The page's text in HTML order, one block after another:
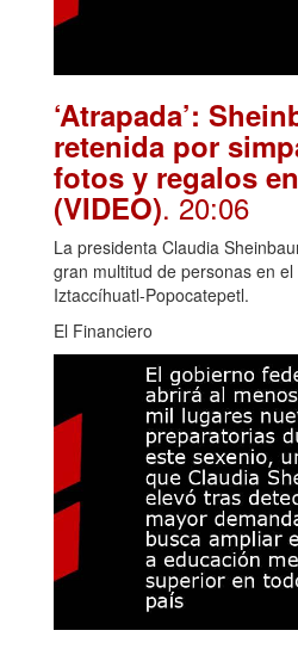
‘Atrapada’:
retenida por
fotos y regalos
(VIDEO). 20:06
La presidenta Claudia
gran multitud de personas en
Iztaccíhuatl-Popocatepetl.
El Financiero